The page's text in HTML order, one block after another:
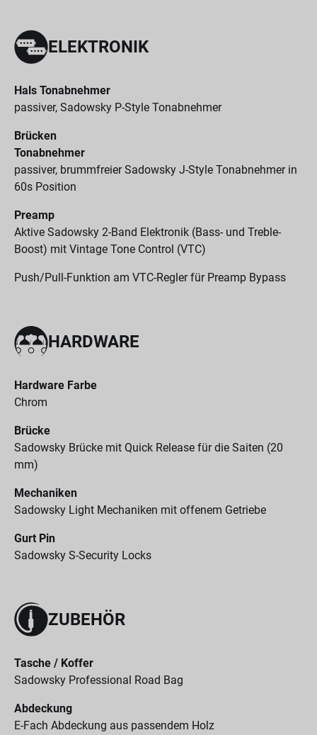
ELEKTRONIK
Hals Tonabnehmer
passiver, Sadowsky P-Style Tonabnehmer
Brücken
Tonabnehmer
passiver, brummfreier Sadowsky J-Style Tonabnehmer in
60s Position
Preamp
Aktive Sadowsky 2-Band Elektronik (Bass- und Treble-
Boost) mit Vintage Tone Control (VTC)
Push/Pull-Funktion am VTC-Regler für Preamp Bypass
HARDWARE
Hardware Farbe
Chrom
Brücke
Sadowsky Brücke mit Quick Release für die Saiten (20
mm)
Mechaniken
Sadowsky Light Mechaniken mit offenem Getriebe
Gurt Pin
Sadowsky S-Security Locks
ZUBEHÖR
Tasche / Koffer
Sadowsky Professional Road Bag
Abdeckung
E-Fach Abdeckung aus passendem Holz